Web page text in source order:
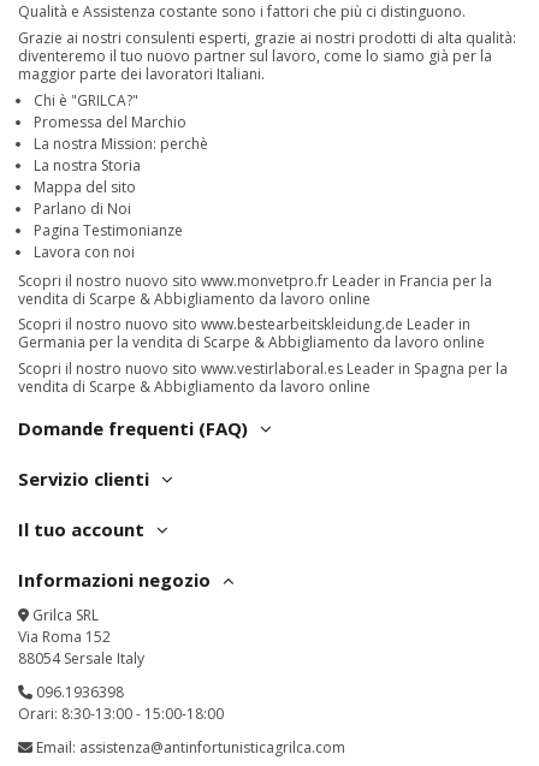
Qualità e Assistenza costante sono i fattori che più ci distinguono.
Grazie ai nostri consulenti esperti, grazie ai nostri prodotti di alta qualità:
diventeremo il tuo nuovo partner sul lavoro, come lo siamo già per la
maggior parte dei lavoratori Italiani.
Chi è "GRILCA?"
Promessa del Marchio
La nostra Mission: perchè
La nostra Storia
Mappa del sito
Parlano di Noi
Pagina Testimonianze
Lavora con noi
Scopri il nostro nuovo sito www.monvetpro.fr Leader in Francia per la
vendita di Scarpe & Abbigliamento da lavoro online
Scopri il nostro nuovo sito www.bestearbeitskleidung.de Leader in
Germania per la vendita di Scarpe & Abbigliamento da lavoro online
Scopri il nostro nuovo sito www.vestirlaboral.es Leader in Spagna per la
vendita di Scarpe & Abbigliamento da lavoro online
Domande frequenti (FAQ)
Servizio clienti
Il tuo account
Informazioni negozio
Grilca SRL
Via Roma 152
88054 Sersale Italy
096.1936398
Orari: 8:30-13:00 - 15:00-18:00
Email: assistenza@antinfortunisticagrilca.com